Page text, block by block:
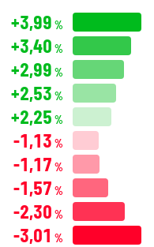
+3,99 %
+3,40 %
+2,99 %
+2,53 %
+2,25 %
-1,13 %
-1,17 %
-1,57 %
-2,30 %
-3,01 %